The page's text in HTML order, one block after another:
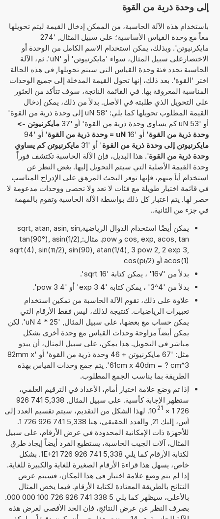
إلى وحدة ذرية من القوة
باستخدام هذه الآلة الحاسبة، من الممكن إدخال القيمة ليتم تحويلها
معاً مع وحدة القياس الأساسية؛ على سبيل المثال, '274
مايكرنيوتن'. وبذلك، يمكن استخدام الاسم الكامل من الوحدة أو
الاختصارعلى سبيل المثال، سواء 'مايكرنيوتن' أو 'uN'. ثم، الآلة
الحاسبة تحدد فئة وحدة القياس التي سيتم تحويلها, في هذه الحالة
اختر 'القوة'. بعد ذلك، إنها تحول القيمة المدخلة إلى جميع الوحدات
المناسبة المعروفة بها. في القائمة الناتجة، سوف تتأكد من العثور
على التحويل الذي طلبته في الأصل. بدلاً من ذلك، يمكن إدخال
القيمة المطلوب تحويلها كما يلي: '58 uN إلى وحدة ذرية من القوة'
أو '53 uN كم يساوي وحدة ذرية من القوة' أو '37
مايكرنيوتن ->
وحدة ذرية من القوة' أو '16 uN = وحدة ذرية من القوة
' أو '94
مايكرنيوتن إلى وحدة ذرية من القوة' أو '31
مايكرنيوتن كم يساوي
وحدة ذرية من القوة'. هذا البديل، فإن الآلة الحاسبة تكتشف فوراً
وحدة القيمة الأصلية التي سيتم التحويل إليها. بغض النظر عن
استخدام أياً منهم، فإنها توفر البحث المرهق على الإدراج المناسب
في قائمة اختيار طويلة مع فئات لا تعد ولا تحصى ووحدات مدعومة لا
حصر لها. يتم اعتبار كل ذلك بواسطة الآلة الحاسبة وتقوم بالمهمة
في جزء من الثانية..
يمكن أيضًا استخدام الدوال الرياضيةsqrt, atan, asin, sin,
cos, exp, acos, tan و pow. مثال:tan(90°), asin(1/2),
sqrt(4), sin(π/2), sin(90), atan(1/4), 3 pow 2, 2 exp 3,
acos(1) أو cos(pi/2)
بدلاً من '√16' ، يمكن كتابة 'sqrt 16'.
بدلاً من '4^3' ، يمكن كتابة '4 exp 3' أو '4 pow 3'.
علاوة على ذلك، تقوم الآلة الحاسبة من تمكين استخدام
تعبيرات الرياضيات. كنتيجة لذلك، ليس فقط الأرقام التي
يمكن حساب مع بعضها، على سبيل المثال, '25 * 4 uN'. لكن
يمكن أيضاً مزاوجة وحدات القياس مع وحدة أخرى بشكل
مباشر في التحويل. هذا يمكن، على سبيل المثال، أن يبدو
مثل: '67 مايكرنيوتن + 46 وحدة ذرية من القوة' أو '82mm x
61cm x 40dm = ? cm^3'. يتم جمع وحدات القياس بهذه
الطريقة بما يناسب الجمع المطلوب.
إذا تم وضع علامة اختيار أمام، الأعداد في الترقيم العلمي،
ستظهر الإجابة كأسية. على سبيل المثال, 5,338 741 926
726 1
×
10 21
. لهذا الشكل من التقديم، سيتم تقسيم العدد إلى
أس، إليك 21, والعدد الحقيقي، هنا 5,338 741 926 726 1.
للأجهزة ذات الإمكانية المحدودة في عرض الأرقام، على سبيل
المثال، آلات الجيب الحاسبة، يستطيع الفرد أيضاً إيجاد طرق
لكتابة الأرقام كما يلي 5,338 741 926 726 1E+21. بشكل
خاص، يسهل هذا قراءة الأرقام الصغيرة للغاية والكبيرة للغاية.
إذا لم يتم وضع علامة اختيار في هذا المكان، فسيتم عرض
النتائج بالطريقة المعتادة لكتابة الأرقام. فيما يخص المثال
بالأعلى، سيظهر كما يلي 5 338 741 926 726 100 000 000.
بصرف النظر عن عرض النتائج، فإن الحد الأقصى لعرض هذه